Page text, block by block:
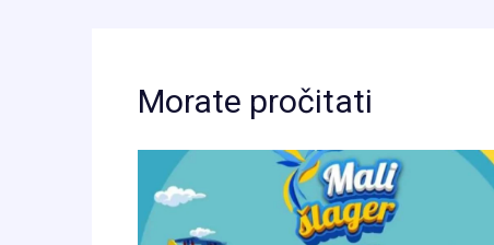
Morate pročitati